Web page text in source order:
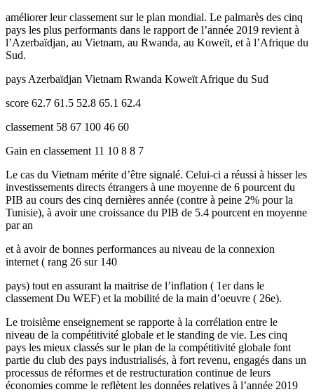
améliorer leur classement sur le plan mondial. Le palmarès des cinq
pays les plus performants dans le rapport de l’année 2019 revient à
l’Azerbaïdjan, au Vietnam, au Rwanda, au Koweït, et à l’Afrique du
Sud.
pays Azerbaïdjan Vietnam Rwanda Koweït Afrique du Sud
score 62.7 61.5 52.8 65.1 62.4
classement 58 67 100 46 60
Gain en classement 11 10 8 8 7
Le cas du Vietnam mérite d’être signalé. Celui-ci a réussi à hisser les
investissements directs étrangers à une moyenne de 6 pourcent du
PIB au cours des cinq dernières année (contre à peine 2% pour la
Tunisie), à avoir une croissance du PIB de 5.4 pourcent en moyenne
par an
et à avoir de bonnes performances au niveau de la connexion
internet ( rang 26 sur 140
pays) tout en assurant la maitrise de l’inflation ( 1er dans le
classement Du WEF) et la mobilité de la main d’oeuvre ( 26e).
Le troisième enseignement se rapporte à la corrélation entre le
niveau de la compétitivité globale et le standing de vie. Les cinq
pays les mieux classés sur le plan de la compétitivité globale font
partie du club des pays industrialisés, à fort revenu, engagés dans un
processus de réformes et de restructuration continue de leurs
économies comme le reflètent les données relatives à l’année 2019